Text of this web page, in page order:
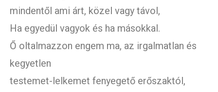
mindentől ami árt, közel vagy távol,
Ha egyedül vagyok és ha másokkal.
Ő oltalmazzon engem ma, az irgalmatlan és
kegyetlen
testemet-lelkemet fenyegető erőszaktól,